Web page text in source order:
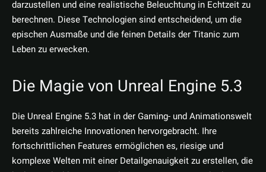
darzustellen und eine realistische Beleuchtung in Echtzeit zu
berechnen. Diese Technologien sind entscheidend, um die
epischen Ausmaße und die feinen Details der Titanic zum
Leben zu erwecken.
Die Magie von Unreal Engine 5.3
Die Unreal Engine 5.3 hat in der Gaming- und Animationswelt
bereits zahlreiche Innovationen hervorgebracht. Ihre
fortschrittlichen Features ermöglichen es, riesige und
komplexe Welten mit einer Detailgenauigkeit zu erstellen, die